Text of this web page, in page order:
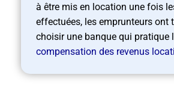
à être mis en location une fois
effectuées, les emprunteurs ont
choisir une banque qui pratique
compensation des revenus